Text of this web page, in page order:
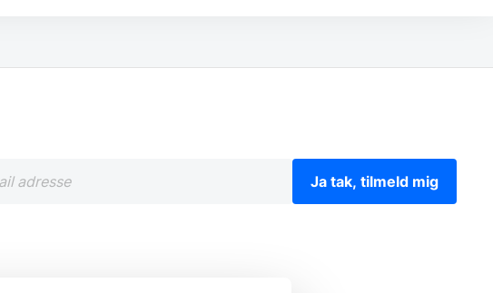
Ja tak, tilmeld mig